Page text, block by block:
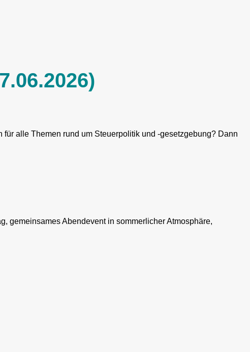
alle Themen rund um Steuerpolitik und -gesetzgebung? Dann
gemeinsames Abendevent in sommerlicher Atmosphäre,